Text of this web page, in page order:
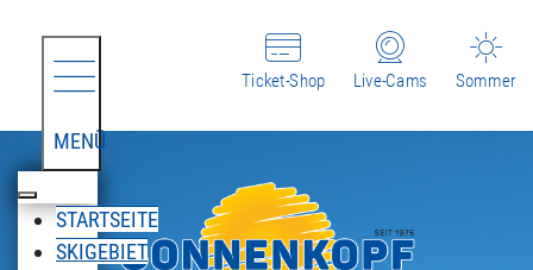
MENÜ
STARTSEITE
SKIGEBIET
Sommer
Live-Cams
Ticket-Shop